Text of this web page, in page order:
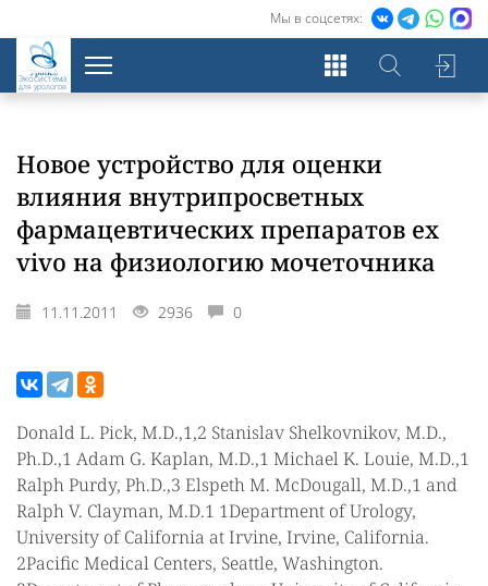
Мы в соцсетях:
Экосистема
для урологов
Новое устройство для оценки
влияния внутрипросветных
фармацевтических препаратов ex
vivo на физиологию мочеточника
11.11.2011 2936 0
Donald L. Pick, M.D.,1,2 Stanislav Shelkovnikov, M.D.,
Ph.D.,1 Adam G. Kaplan, M.D.,1 Michael K. Louie, M.D.,1
Ralph Purdy, Ph.D.,3 Elspeth M. McDougall, M.D.,1 and
Ralph V. Clayman, M.D.1 1Department of Urology,
University of California at Irvine, Irvine, California.
2Pacific Medical Centers, Seattle, Washington.